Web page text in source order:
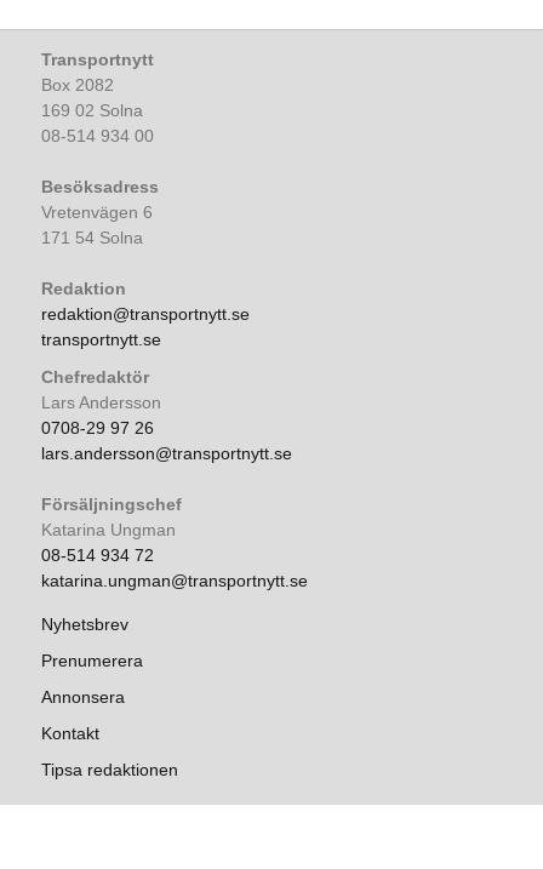
Transportnytt
Box 2082
169 02 Solna
08-514 934 00
Besöksadress
Vretenvägen 6
171 54 Solna
Redaktion
redaktion@transportnytt.se
transportnytt.se
Chefredaktör
Lars Andersson
0708-29 97 26
lars.andersson@transportnytt.se
Försäljningschef
Katarina Ungman
08-514 934 72
katarina.ungman@transportnytt.se
Nyhetsbrev
Prenumerera
Annonsera
Kontakt
Tipsa redaktionen